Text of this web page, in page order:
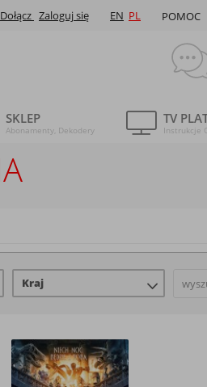
Dołącz Zaloguj się EN PL POMOC
SKLEP
Abonamenty, Dekodery
TV
Instrukcje
Kraj